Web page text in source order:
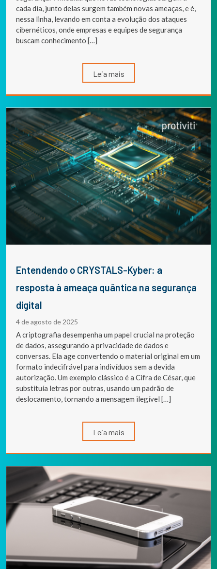
cada dia, junto delas surgem também novas ameaças, e é,
nessa linha, levando em conta a evolução dos ataques
cibernéticos, onde empresas e equipes de segurança
buscam conhecimento […]
Leia mais
Entendendo o CRYSTALS-Kyber: a
resposta à ameaça quântica na segurança
digital
4 de agosto de 2025
A criptografia desempenha um papel crucial na proteção
de dados, assegurando a privacidade de dados e
conversas. Ela age convertendo o material original em um
formato indecifrável para indivíduos sem a devida
autorização. Um exemplo clássico é a Cifra de César, que
substituía letras por outras, usando um padrão de
deslocamento, tornando a mensagem ilegível […]
Leia mais